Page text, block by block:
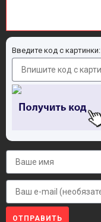
Введите код с картинки:
ОТПРАВИТЬ